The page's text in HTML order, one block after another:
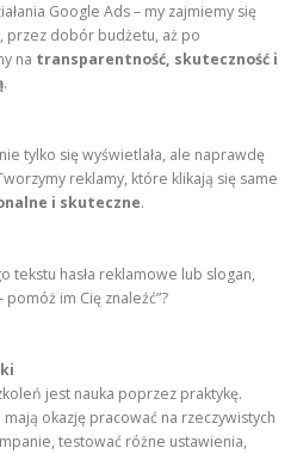
Google Ads – my zajmiemy się
przez dobór budżetu, aż po
na transparentność, skuteczność i
.
tylko się wyświetlała, ale naprawdę
reklamy, które klikają się same
i skuteczne.
tekstu hasła reklamowe lub slogan,
pomóż im Cię znaleźć”?
jest nauka poprzez praktykę.
okazję pracować na rzeczywistych
testować różne ustawienia,